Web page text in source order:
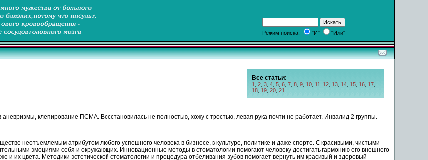
Режим поиска: "И" "Или"
Все статьи:
1 2, 3, 4, 5, 6, 7, 8, 9, 10, 11 12, 13, 14, 15, 16, 17,
18, 19, 20, 21
аневризмы, клепирование ПСМА. Восстановилась не полностью, хожу с тростью, левая рука почти не работает. Инвалид 2 группы.
неотъемлемым атрибутом любого успешного человека в бизнесе, в культуре, политике и даже спорте. С красивыми, чистыми
эмоциями себя и окружающих. Инновационные методы в стоматологии помогают человеку достигать гармонию его внешнего
и их цвета. Методики эстетической стоматологии и процедура отбеливания зубов помогает вернуть им красивый и здоровый